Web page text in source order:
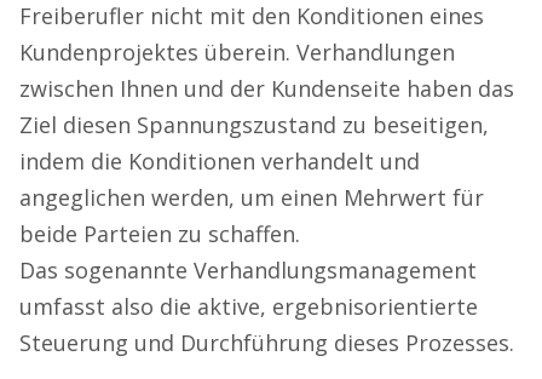
Freiberufler nicht mit den Konditionen eines
Kundenprojektes überein. Verhandlungen
zwischen Ihnen und der Kundenseite haben das
Ziel diesen Spannungszustand zu beseitigen,
indem die Konditionen verhandelt und
angeglichen werden, um einen Mehrwert für
beide Parteien zu schaffen.
Das sogenannte Verhandlungsmanagement
umfasst also die aktive, ergebnisorientierte
Steuerung und Durchführung dieses Prozesses.